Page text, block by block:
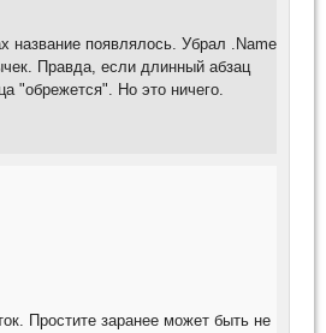
название появлялось. Убрал .Name
Правда, если длинный абзац
"обрежется". Но это ничего.
Простите заранее может быть не